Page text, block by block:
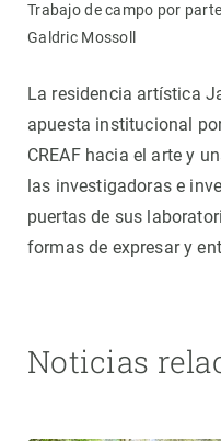
Trabajo de campo por
Galdric Mossoll
La residencia artística
apuesta institucional
CREAF hacia el arte y
las investigadoras e
puertas de sus
formas de expresar y
Noticias